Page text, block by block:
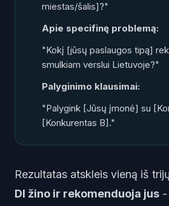
miestas/šalis]?"
Apie specifinę problemą:
"Kokį [jūsų paslaugos tipą]
smulkiam verslui Lietuvoje?"
Palyginimo klausimai:
"Palygink [Jūsų įmonė] su
[Konkurentas B]."
Rezultatas atskleis vieną iš
DI žino ir rekomenduoja jus -